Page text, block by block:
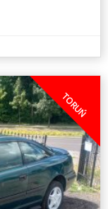
TORUŃ